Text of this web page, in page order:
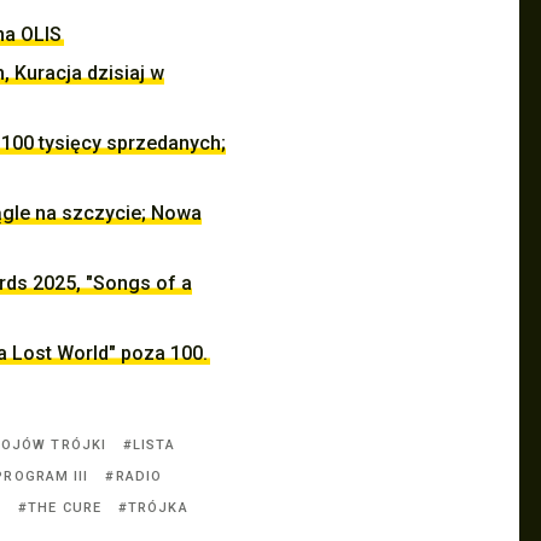
OLIS
Kuracja dzisiaj w
tysięcy sprzedanych;
na szczycie; Nowa
2025, "Songs of a
Lost World" poza 100.
TRÓJKI
LISTA
III
RADIO
THE CURE TRÓJKA